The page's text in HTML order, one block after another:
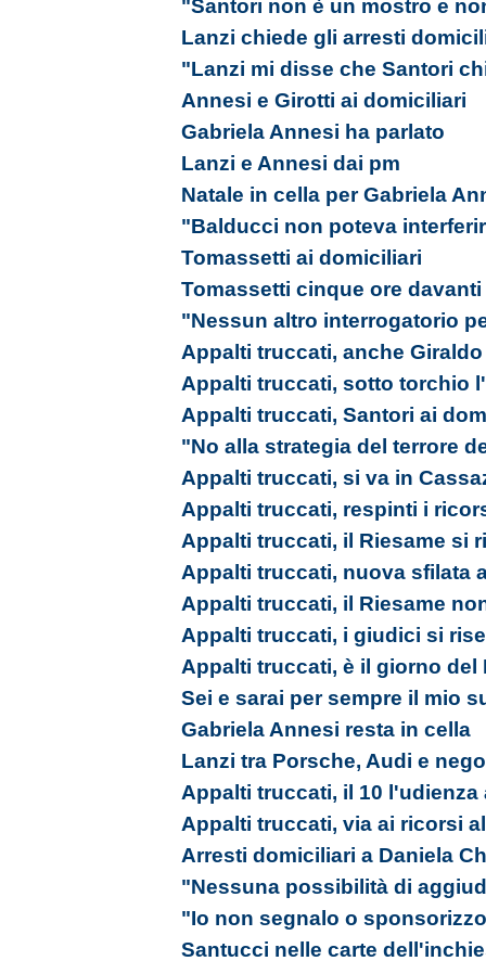
"Santori non è un mostro e
Lanzi chiede gli arresti
"Lanzi mi disse che Santori
Annesi e Girotti ai domiciliari
Gabriela Annesi ha parlato
Lanzi e Annesi dai pm
Natale in cella per Gabriela
"Balducci non poteva
Tomassetti ai domiciliari
Tomassetti cinque ore davanti
"Nessun altro interrogatorio
Appalti truccati, anche
Appalti truccati, sotto torchio
Appalti truccati, Santori ai
"No alla strategia del terrore
Appalti truccati, si va in
Appalti truccati, respinti i
Appalti truccati, il Riesame si
Appalti truccati, nuova sfilata
Appalti truccati, il Riesame
Appalti truccati, i giudici si
Appalti truccati, è il giorno del
Sei e sarai per sempre il mio
Gabriela Annesi resta in cella
Lanzi tra Porsche, Audi e
Appalti truccati, il 10 l'udienza
Appalti truccati, via ai ricorsi
Arresti domiciliari a Daniela
"Nessuna possibilità di
"Io non segnalo o
Santucci nelle carte